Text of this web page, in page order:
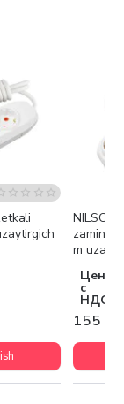
NILSON
m
Цена
с
НДС
155